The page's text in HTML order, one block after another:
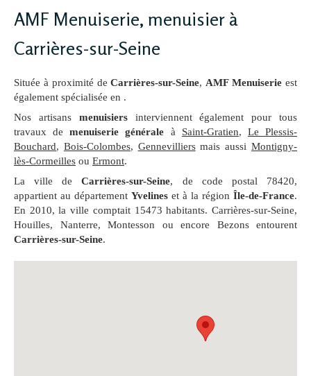
AMF Menuiserie, menuisier à
Carrières-sur-Seine
Située à proximité deCarrières-sur-Seine, AMF Menuiserie est
également spécialisée en .
Nos artisans menuisiersinterviennent également pour tous
travaux demenuiserie générale à Saint-Gratien, Le Plessis-
Bouchard, Bois-Colombes, Gennevilliersmais aussiMontigny-
lès-Cormeilles ou Ermont.
La ville deCarrières-sur-Seine, de code postal 78420,
appartient au département Yvelines et à la région Île-de-France.
En 2010, la ville comptait 15473 habitants. Carrières-sur-Seine,
Houilles, Nanterre, Montesson ou encore Bezons entourent
Carrières-sur-Seine.